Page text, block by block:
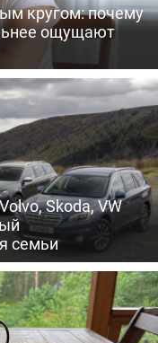
кругом: почему
ощущают
Skoda, VW
семьи